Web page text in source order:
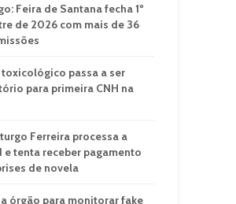
Feira de Santana fecha 1º
de 2026 com mais de 36
toxicológico passa a ser
para primeira CNH na
Ferreira processa a
e tenta receber pagamento
de novela
órgão para monitorar fake